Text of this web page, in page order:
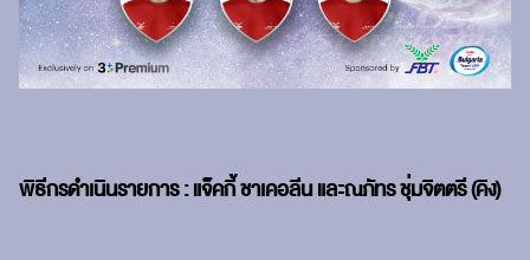
พิธีกรดำเนินรายการ :แจ็คกี้ ชาเคอลีน และณภัทร ชุ่มจิตตรี (คิง)